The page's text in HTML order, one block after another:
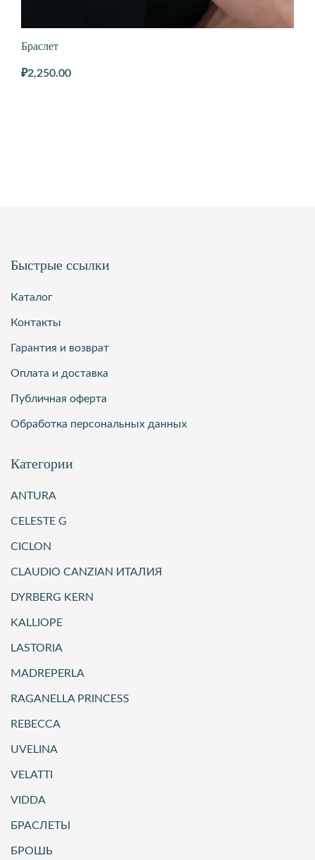
Браслет
₽2,250.00
Быстрые ссылки
Каталог
Контакты
Гарантия и возврат
Оплата и доставка
Публичная оферта
Обработка персональных данных
Категории
ANTURA
CELESTE G
CICLON
CLAUDIO CANZIAN ИТАЛИЯ
DYRBERG KERN
KALLIOPE
LASTORIA
MADREPERLA
RAGANELLA PRINCESS
REBECCA
UVELINA
VELATTI
VIDDA
БРАСЛЕТЫ
БРОШЬ